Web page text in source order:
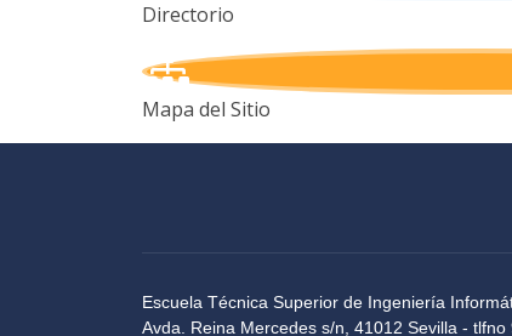
Directorio
Mapa del Sitio
Escuela Técnica Superior de Ingeniería
Avda. Reina Mercedes s/n, 41012 Sevilla -